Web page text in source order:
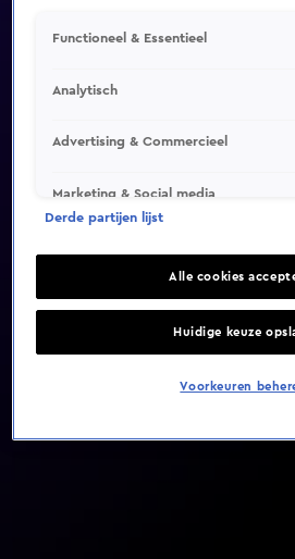
Video helaas
Functioneel & Essentieel
Analytisch
Advertising & Commercieel
Marketing & Social media
Derde partijen lijst
Alle cookies
Huidige keuze
Voorkeuren